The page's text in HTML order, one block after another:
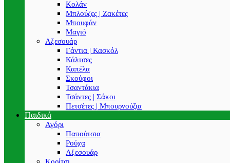
Κολάν
Μπλούζες | Ζακέτες
Μπουφάν
Μαγιό
Αξεσουάρ
Γάντια | Κασκόλ
Κάλτσες
Καπέλα
Σκούφοι
Τσαντάκια
Τσάντες | Σάκοι
Πετσέτες | Μπουρνούζια
Παιδικά
Αγόρι
Παπούτσια
Ρούχα
Αξεσουάρ